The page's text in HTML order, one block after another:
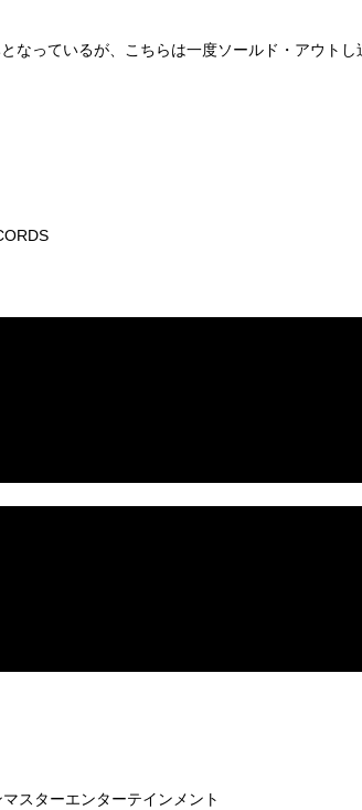
っているが、こちらは一度ソールド・アウトし
スターエンターテインメント